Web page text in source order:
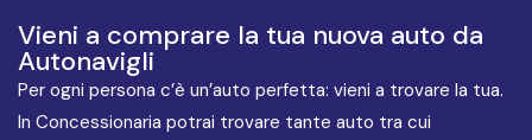
Vieni a comprare la tua nuova auto da
Autonavigli
Per ogni persona c’è un’auto perfetta: vieni a trovare la tua.
In Concessionaria potrai trovare tante auto tra cui